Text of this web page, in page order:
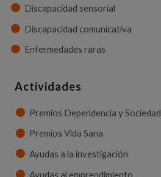
Discapacidad sensorial
Discapacidad comunicativa
Enfermedades raras
Actividades
Premios Dependencia y Sociedad
Premios Vida Sana
Ayudas a la investigación
Ayudas al emprendimiento